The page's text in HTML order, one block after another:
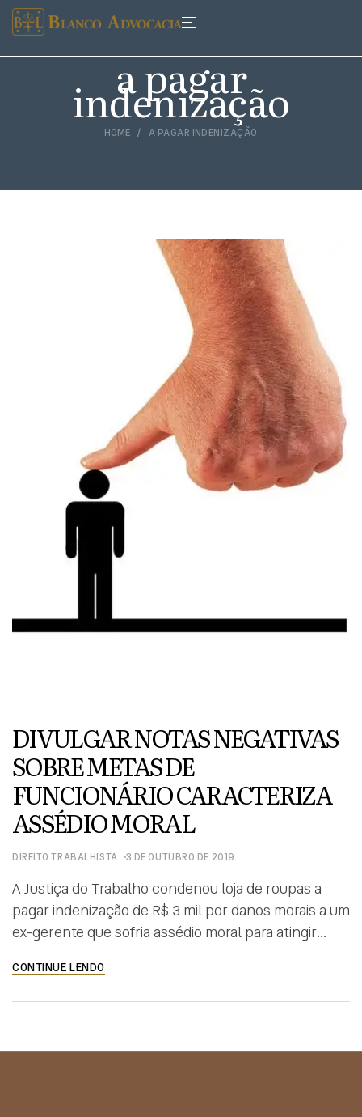
HOME A PAGAR INDENIZAÇÃO
a pagar
indenização
DIVULGAR NOTAS NEGATIVAS
SOBRE METAS DE
FUNCIONÁRIO CARACTERIZA
ASSÉDIO MORAL
DIREITO TRABALHISTA 3 DE OUTUBRO DE 2019
A Justiça do Trabalho condenou loja de roupas a
pagar indenização de R$ 3 mil por danos morais a um
ex-gerente que sofria assédio moral para atingir
Rodrigues Ferreira, em atuação na 2ª Vara do
Trabalho de Sete Lagoas. Pelo teor dos e-mails
CONTINUE LENDO